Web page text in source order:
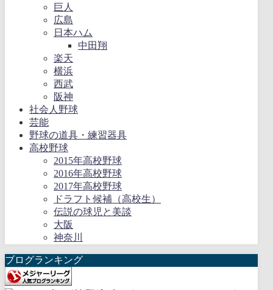
巨人
広島
日本ハム
中田翔
楽天
横浜
西武
阪神
社会人野球
芸能
野球の道具・練習器具
高校野球
2015年高校野球
2016年高校野球
2017年高校野球
ドラフト候補（高校生）
伝説の球児と美談
大阪
神奈川
ブログランキング